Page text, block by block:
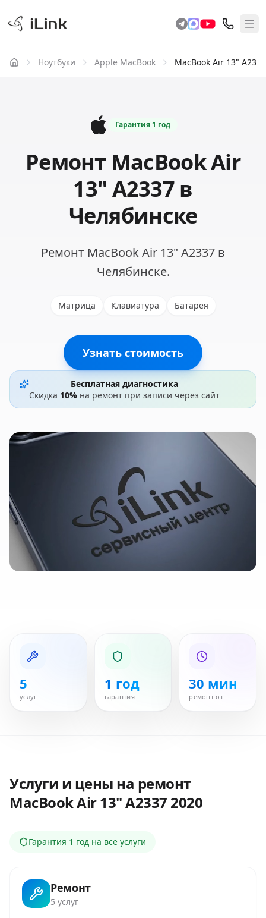
Ноутбуки Apple MacBook MacBook Air 13"
Гарантия 1 год
Ремонт MacBook Air
13" A2337 в
Челябинске
Ремонт MacBook Air 13" A2337 в
Челябинске.
Матрица Клавиатура Батарея
Узнать стоимость
Бесплатная диагностика
Скидка 10% на ремонт при записи через сайт
5
услуг
1 год
гарантия
30 мин
ремонт от
Услуги и цены на ремонт
MacBook Air 13" A2337 2020
Гарантия 1 год на все услуги
Ремонт
5 услуг